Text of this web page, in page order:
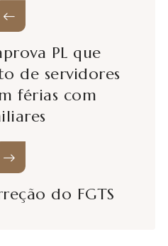
PL que
de servidores
férias com
do FGTS